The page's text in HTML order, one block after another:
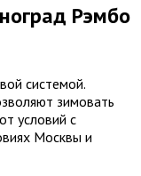
Рэмбо
системой.
зимовать
условий с
Москвы и